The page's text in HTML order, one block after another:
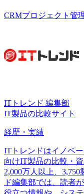
CRMプロジェクト管
ITトレンド 編集部
IT製品の比較サイト
経歴・実績
ITトレンドはイノベ
向けIT製品の比較・
2,000万人以上、
ド編集部では、読者